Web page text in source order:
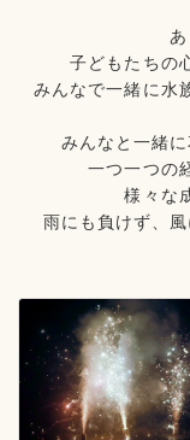
子どもたちの
みんなで一緒に水
みんなと一緒
一つ一つの
様々な
雨にも負けず、